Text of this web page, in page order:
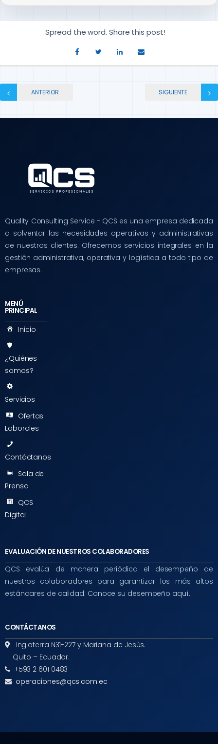
Spread the word. Share this post!
ANTERIOR SIGUIENTE
Quality Consulting Service - QCS es una empresa dedicada
a solventar las necesidades operativas y administrativas
de nuestros clientes. Ofrecemos servicios integrales en la
gestión administrativa, operativa y logística a todo tipo de
empresas.
MENÚ
PRINCIPAL
Inicio
¿Quiénes
somos?
Servicios
Ofertas
Laborales
Contáctanos
Sala de
Prensa
QCS
Digital
EVALUACIÓN DE NUESTROS COLABORADORES
QCS evalúa de manera periódica el desempeño de
nuestros colaboradores para garantizar los más altos
estándares de calidad. Conoce su desempeño aquí.
CONTÁCTANOS
Inglaterra N31-227 y Mariana de Jesús.
Quito – Ecuador.
+593 2 601 0483
operaciones@qcs.com.ec